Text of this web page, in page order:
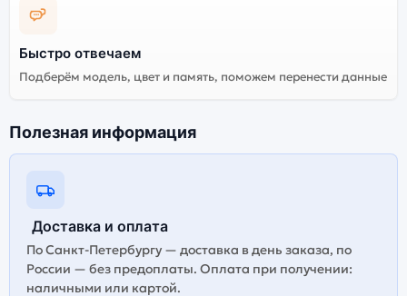
сборки
наушников OnePlus
представленных на
Существует не оригинальная и оригинальная версия
наушников OnePlus Nord Buds 3 (E514A) Harmonic
Gray (Чёрные). Мы рекомендуем выбирать
оригинальной версию — она полностью
Быстро отвечаем
Подберём модель, цвет и память, поможем перенести данные
Полезная информация
Доставка и оплата
По Санкт-Петербургу — доставка в день заказа, по
России — без предоплаты. Оплата при получении:
наличными или картой.